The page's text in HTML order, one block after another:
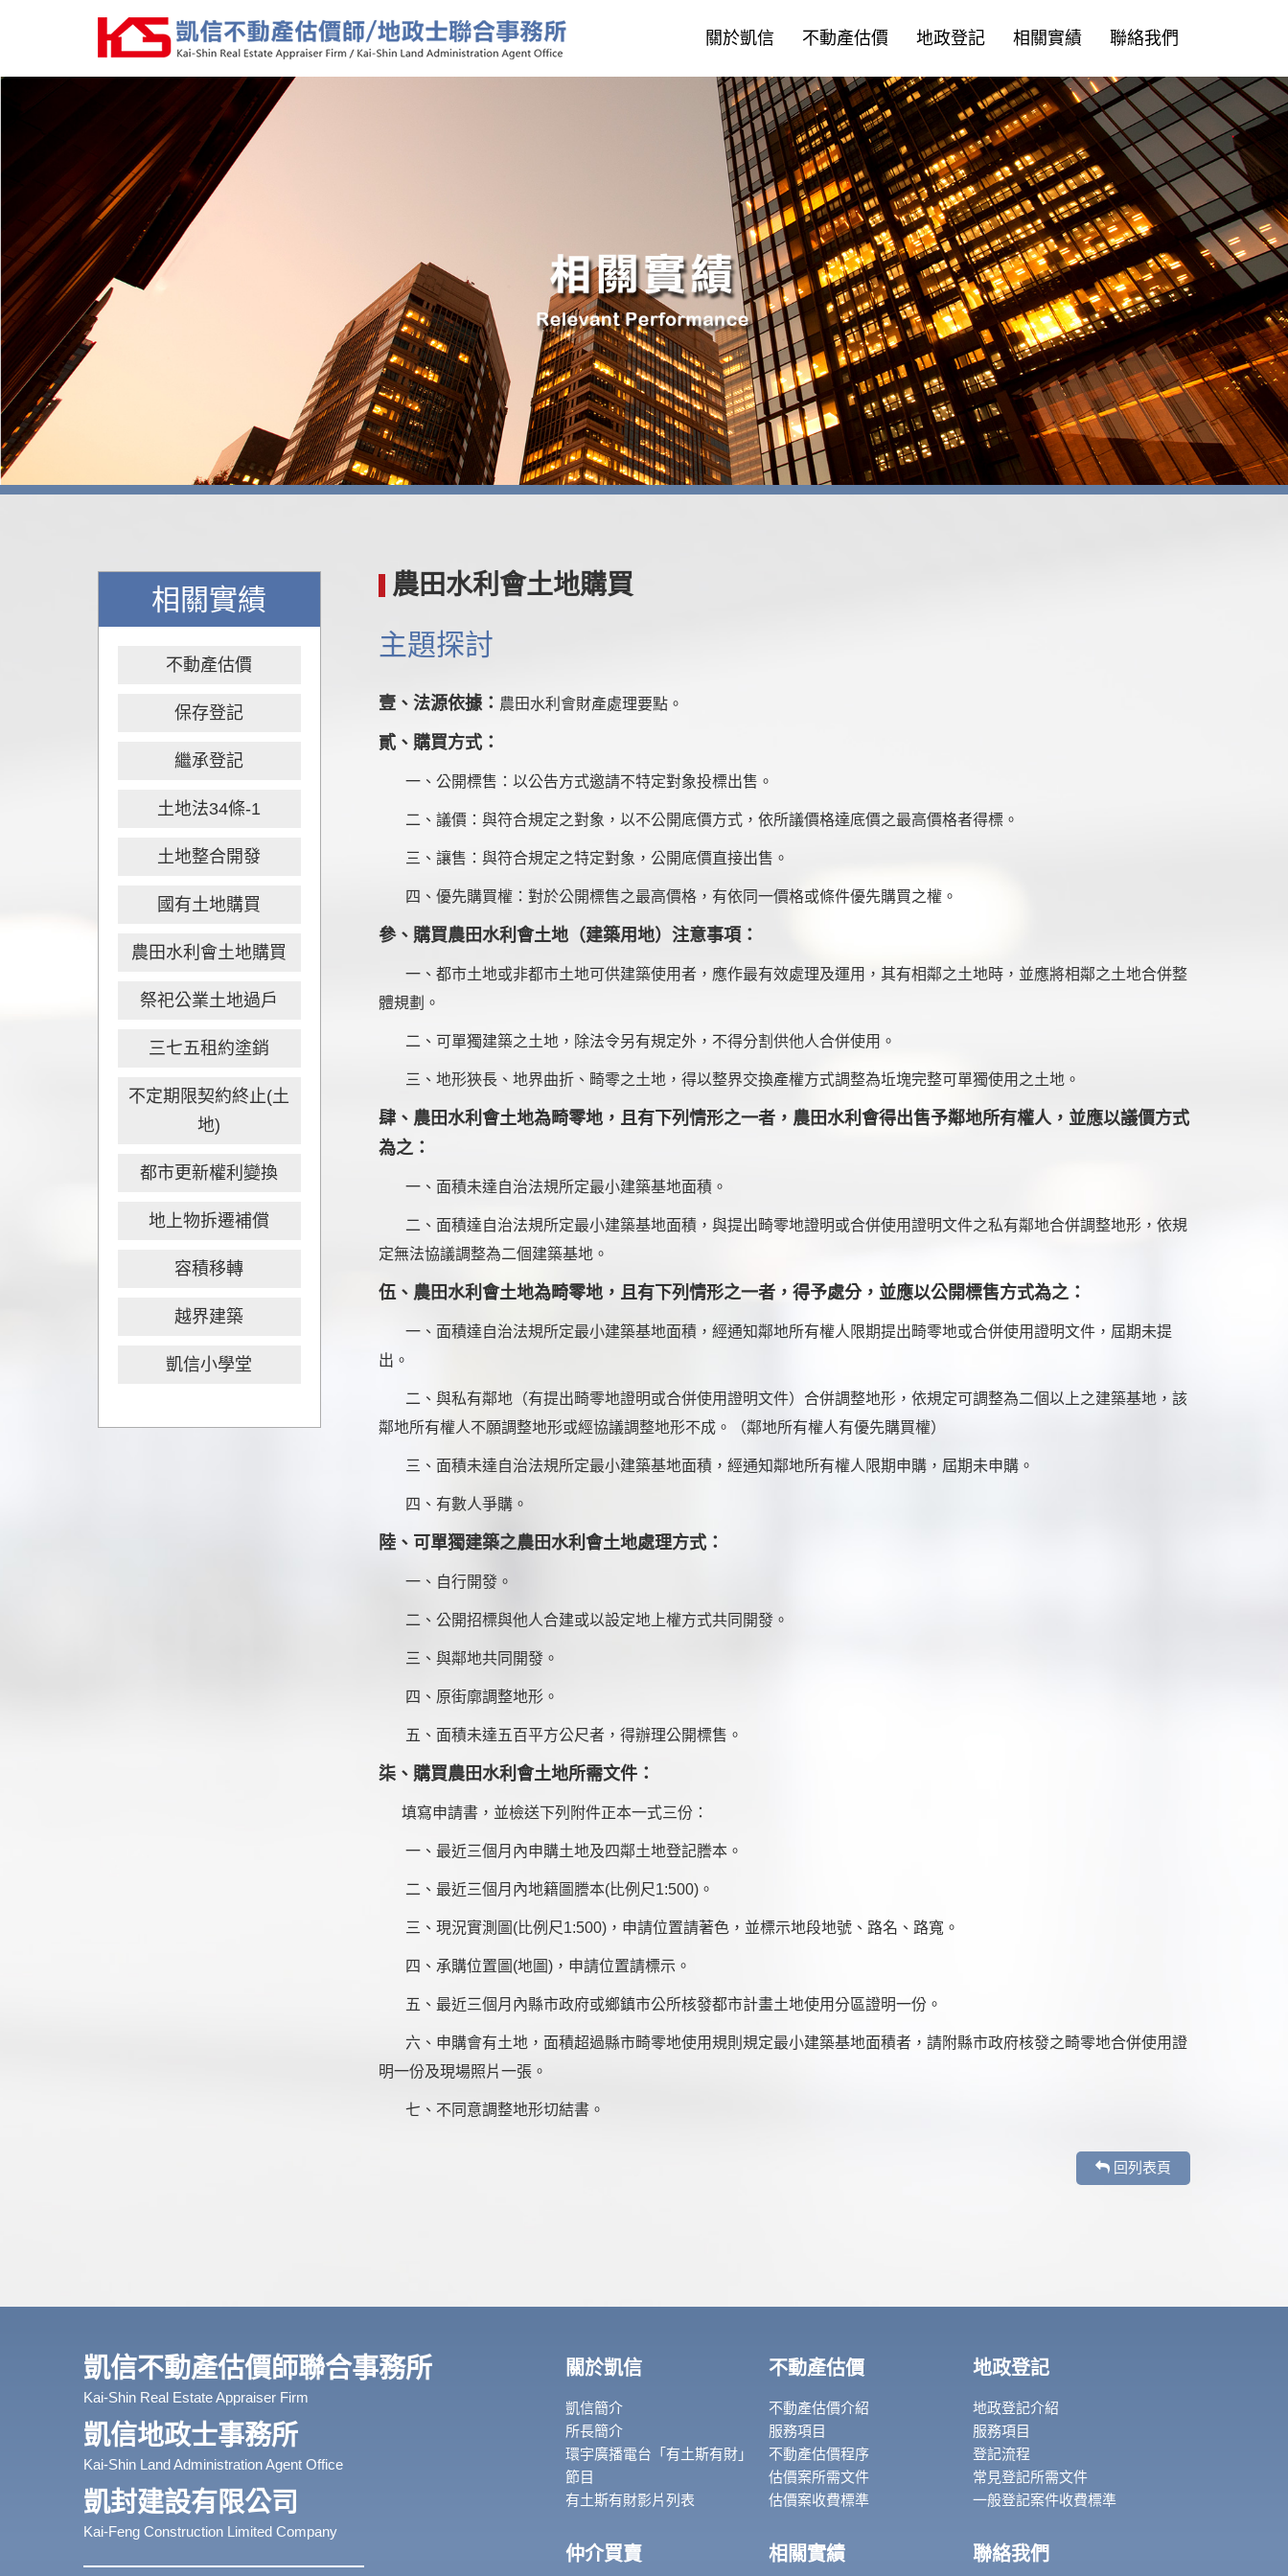
關於凱信 不動產估價 地政登記 相關實績 聯絡我們
相關實績
不動產估價
保存登記
繼承登記
土地法34條-1
土地整合開發
國有土地購買
農田水利會土地購買
祭祀公業土地過戶
三七五租約塗銷
不定期限契約終止(土
地)
都市更新權利變換
地上物拆遷補償
容積移轉
越界建築
凱信小學堂
農田水利會土地購買
主題探討
壹、 法源依據： 農田水利會財產處理要點。
貳、 購買方式：
一、 公開標售：以公告方式邀請不特定對象投標出售。
二、 議價：與符合規定之對象，以不公開底價方式，依所議價格達底價之最高價格者得標。
三、 讓售：與符合規定之特定對象，公開底價直接出售。
四、 優先購買權：對於公開標售之最高價格，有依同一價格或條件優先購買之權。
參、 購買農田水利會土地（建築用地）注意事項：
一、 都市土地或非都市土地可供建築使用者，應作最有效處理及運用，其有相鄰之土地時，並應將相鄰之土地合併整
體規劃。
二、 可單獨建築之土地，除法令另有規定外，不得分割供他人合併使用。
三、 地形狹長、地界曲折、畸零之土地，得以整界交換產權方式調整為坵塊完整可單獨使用之土地。
肆、 農田水利會土地為畸零地，且有下列情形之一者，農田水利會得出售予鄰地所有權人，並應以議價方式
為之：
一、 面積未達自治法規所定最小建築基地面積。
二、 面積達自治法規所定最小建築基地面積，與提出畸零地證明或合併使用證明文件之私有鄰地合併調整地形，依規
定無法協議調整為二個建築基地。
伍、 農田水利會土地為畸零地，且有下列情形之一者，得予處分，並應以公開標售方式為之：
一、 面積達自治法規所定最小建築基地面積，經通知鄰地所有權人限期提出畸零地或合併使用證明文件，屆期未提
出。
二、 與私有鄰地（有提出畸零地證明或合併使用證明文件）合併調整地形，依規定可調整為二個以上之建築基地，該
鄰地所有權人不願調整地形或經協議調整地形不成。（鄰地所有權人有優先購買權）
三、 面積未達自治法規所定最小建築基地面積，經通知鄰地所有權人限期申購，屆期未申購。
四、有數人爭購。
陸、 可單獨建築之農田水利會土地處理方式：
一、 自行開發。
二、 公開招標與他人合建或以設定地上權方式共同開發。
三、 與鄰地共同開發。
四、 原街廓調整地形。
五、 面積未達五百平方公尺者，得辦理公開標售。
柒、 購買農田水利會土地所需文件：
填寫申請書，並檢送下列附件正本一式三份：
一、 最近三個月內申購土地及四鄰土地登記謄本。
二、 最近三個月內地籍圖謄本(比例尺1:500)。
三、 現況實測圖(比例尺1:500)，申請位置請著色，並標示地段地號、路名、路寬。
四、 承購位置圖(地圖)，申請位置請標示。
五、 最近三個月內縣市政府或鄉鎮市公所核發都市計畫土地使用分區證明一份。
六、申購會有土地，面積超過縣市畸零地使用規則規定最小建築基地面積者，請附縣市政府核發之畸零地合併使用證
明一份及現場照片一張。
七、不同意調整地形切結書。
回列表頁
凱信不動產估價師聯合事務所
Kai-Shin Real Estate Appraiser Firm
凱信地政士事務所
Kai-Shin Land Administration Agent Office
凱封建設有限公司
Kai-Feng Construction Limited Company
關於凱信
凱信簡介
所長簡介
環宇廣播電台「有土斯有財」
節目
有土斯有財影片列表
不動產估價
不動產估價介紹
服務項目
不動產估價程序
估價案所需文件
估價案收費標準
地政登記
地政登記介紹
服務項目
登記流程
常見登記所需文件
一般登記案件收費標準
仲介買賣 相關實績 聯絡我們